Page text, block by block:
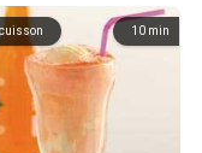
10 min